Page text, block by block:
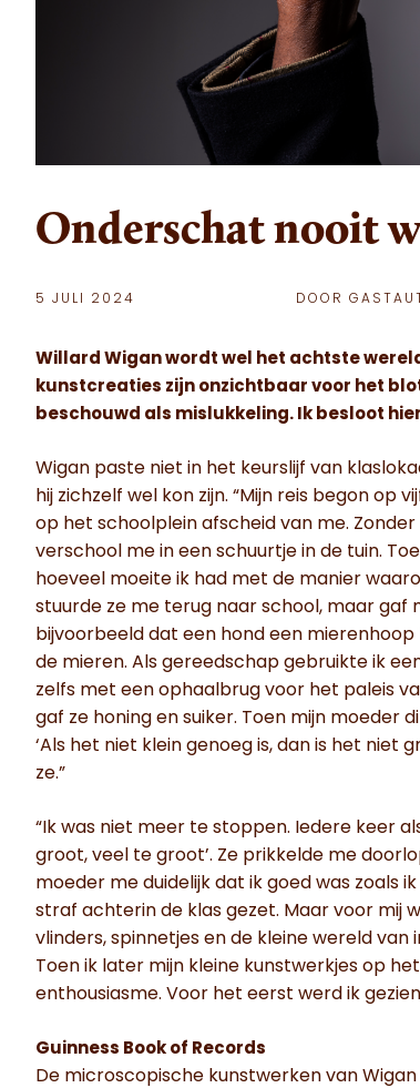
Onderschat nooit
5 JULI 2024 DOOR
Willard Wigan wordt wel het achtste
kunstcreaties zijn onzichtbaar voor het
beschouwd als mislukkeling. Ik besloot
Wigan paste niet in het keurslijf van
hij zichzelf wel kon zijn. “Mijn reis begon
op het schoolplein afscheid van me.
verschool me in een schuurtje in de tuin.
hoeveel moeite ik had met de manier
stuurde ze me terug naar school, maar gaf
bijvoorbeeld dat een hond een
de mieren. Als gereedschap gebruikte ik
zelfs met een ophaalbrug voor het paleis
gaf ze honing en suiker. Toen mijn moeder
‘Als het niet klein genoeg is, dan is het niet
ze.”
“Ik was niet meer te stoppen. Iedere keer
groot, veel te groot’. Ze prikkelde me
moeder me duidelijk dat ik goed was zoals
straf achterin de klas gezet. Maar voor mij
vlinders, spinnetjes en de kleine wereld van
Toen ik later mijn kleine kunstwerkjes op
enthousiasme. Voor het eerst werd ik
Guinness Book of Records
De microscopische kunstwerken van